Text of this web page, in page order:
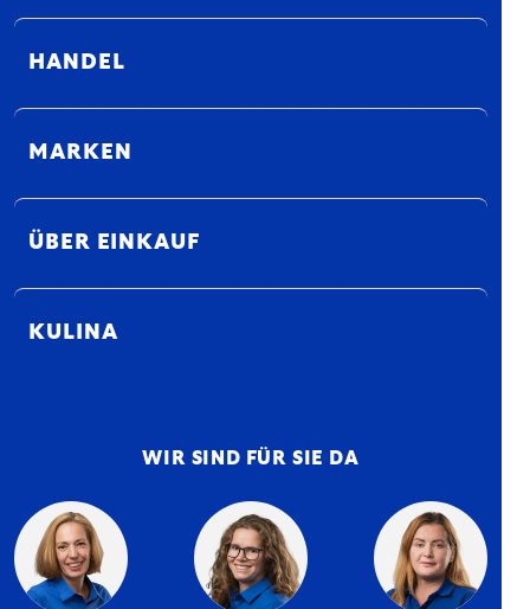
HANDEL
MARKEN
ÜBER EINKAUF
KULINA
WIR SIND FÜR SIE DA